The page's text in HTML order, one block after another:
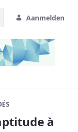
Aanmelden
à